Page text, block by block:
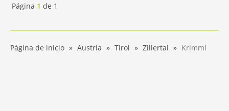
Página 1 de 1
Página de inicio Austria Tirol Zillertal Krimml